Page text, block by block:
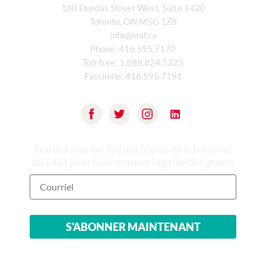
180 Dundas Street West, Suite 1420
Toronto, ON M5G 1Z8
info@leaf.ca
Phone: 416.595.7170
Toll-free: 1.888.824.5323
Facsimile: 416.595.7191